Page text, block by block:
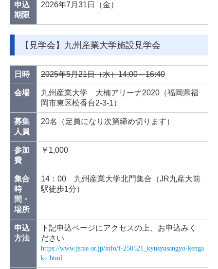
申込
期限
2026年7月31日（金）
【見学会】九州産業大学施設見学会
日時 2025年5月21日（水）14:00～16:40
会場
九州産業大学 大楠アリーナ2020（福岡県福
岡市東区松香台2-3-1）
募集
人員
20名（定員になり次第締め切ります）
参加
費
￥1,000
集合
時
間・
場所
14：00 九州産業大学北門集合（JR九産大前
駅徒歩1分）
申込
方法
下記申込ページにアクセスの上、お申込みく
ださい
https://www.jsrae.or.jp/info/f-250521_kyusyusangyo-kenga
ku.html